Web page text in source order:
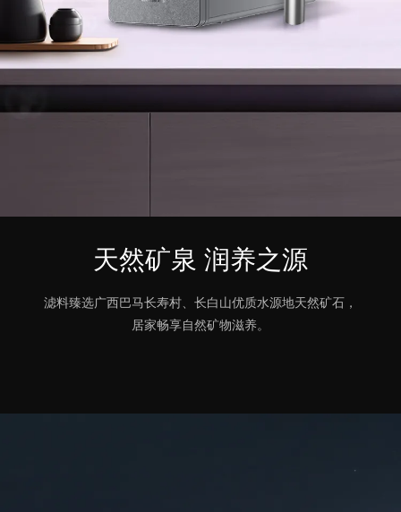
天然矿泉 润养之源
滤料臻选广西巴马长寿村、长白山优质水源地天然矿石，
居家畅享自然矿物滋养。